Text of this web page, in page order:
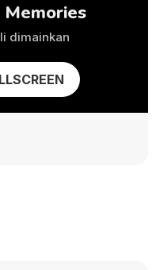
dimainkan